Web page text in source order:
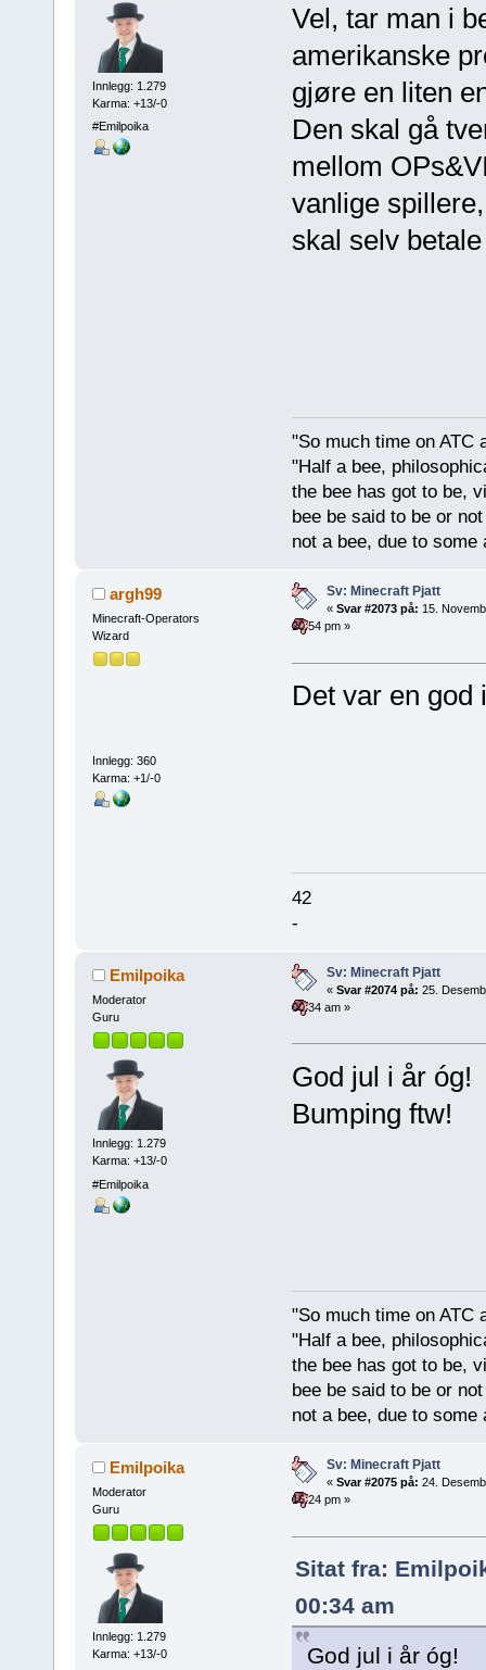
Innlegg: 1.279
Karma: +13/-0
#Emilpoika
Vel, tar man i
amerikanske
gjøre en liten
Den skal gå
mellom
vanlige
skal selv
"So much time on ATC
"Half a bee,
the bee has got to be,
bee be said to be or
not a bee, due to some
argh99
Minecraft-Operators
Wizard
Innlegg: 360
Karma: +1/-0
Sv: Minecraft Pjatt
« Svar #2073 på: 15.
20:54 pm »
Det var en god
42
-
Emilpoika
Moderator
Guru
Innlegg: 1.279
Karma: +13/-0
#Emilpoika
Sv: Minecraft Pjatt
« Svar #2074 på: 25.
00:34 am »
God jul i år óg!
Bumping ftw!
"So much time on ATC
"Half a bee,
the bee has got to be,
bee be said to be or
not a bee, due to some
Emilpoika
Moderator
Guru
Innlegg: 1.279
Karma: +13/-0
Sv: Minecraft Pjatt
« Svar #2075 på: 24.
16:24 pm »
Sitat fra:
00:34 am
God jul i år óg!